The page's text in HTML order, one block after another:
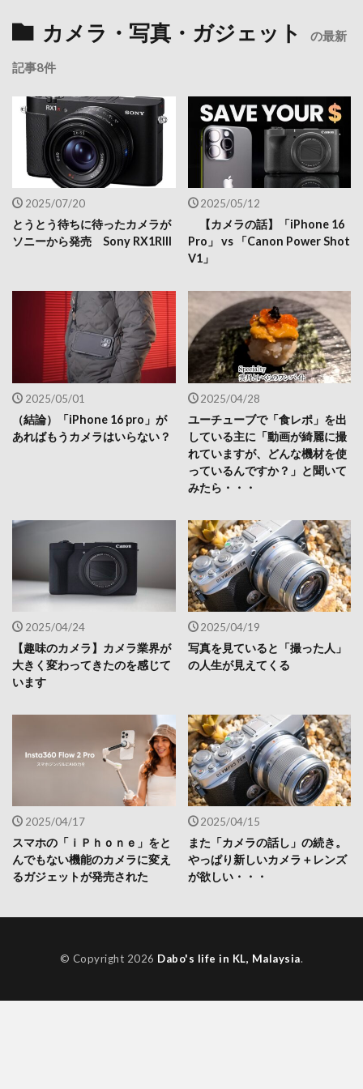
カメラ・写真・ガジェット の最新
記事8件
2025/07/20
とうとう待ちに待ったカメラが
ソニーから発売 Sony RX1RIII
2025/05/12
【カメラの話】「iPhone 16
Pro」 vs 「Canon Power Shot
V1」
2025/05/01
（結論）「iPhone 16 pro」が
あればもうカメラはいらない？
2025/04/28
ユーチューブで「食レポ」を出
している主に「動画が綺麗に撮
れていますが、どんな機材を使
っているんですか？」と聞いて
みたら・・・
2025/04/24
【趣味のカメラ】カメラ業界が
大きく変わってきたのを感じて
います
2025/04/19
写真を見ていると「撮った人」
の人生が見えてくる
2025/04/17
スマホの「ｉＰｈｏｎｅ」をと
んでもない機能のカメラに変え
るガジェットが発売された
2025/04/15
また「カメラの話し」の続き。
やっぱり新しいカメラ＋レンズ
が欲しい・・・
© Copyright 2026 Dabo's life in KL, Malaysia.